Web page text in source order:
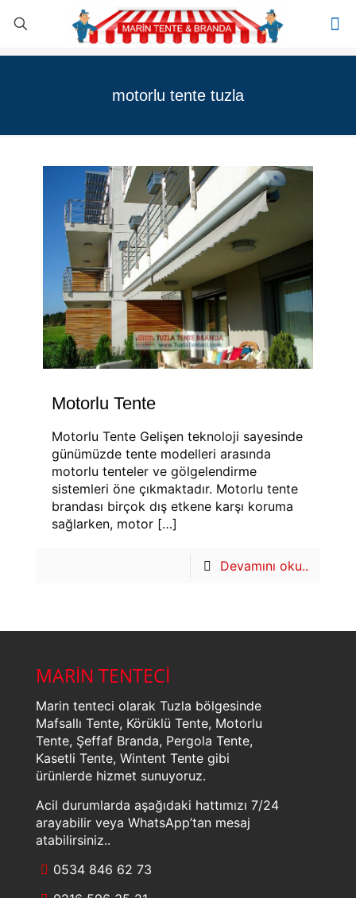
motorlu tente tuzla
Motorlu Tente
Motorlu Tente Gelişen teknoloji sayesinde
günümüzde tente modelleri arasında
motorlu tenteler ve gölgelendirme
sistemleri öne çıkmaktadır. Motorlu tente
brandası birçok dış etkene karşı koruma
sağlarken, motor […]
Devamını oku..
MARİN TENTECİ
Marin tenteci olarak Tuzla bölgesinde
Mafsallı Tente, Körüklü Tente, Motorlu
Tente, Şeffaf Branda, Pergola Tente,
Kasetli Tente, Wintent Tente gibi
ürünlerde hizmet sunuyoruz.
Acil durumlarda aşağıdaki hattımızı 7/24
arayabilir veya WhatsApp’tan mesaj
atabilirsiniz..
0534 846 62 73